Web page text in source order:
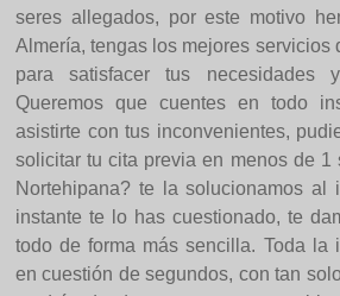
seres allegados, por este motivo
Almería, tengas los mejores servicios
para satisfacer tus necesidades
Queremos que cuentes en todo
asistirte con tus inconvenientes,
solicitar tu cita previa en menos de 1
Nortehipana? te la solucionamos al
instante te lo has cuestionado, te
todo de forma más sencilla. Toda la
en cuestión de segundos, con tan